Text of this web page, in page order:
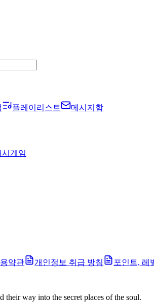
플레이리스트 메시지함
시게임
약관 개인정보 취급 방침 포인트, 레
their way into the secret places of the soul.